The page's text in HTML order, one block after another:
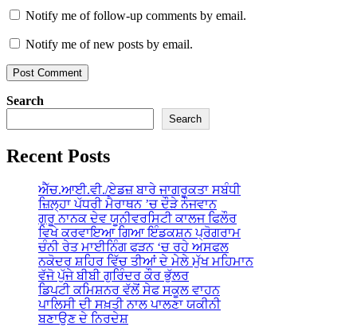
Notify me of follow-up comments by email.
Notify me of new posts by email.
Search
Search
Recent Posts
ਐੱਚ.ਆਈ.ਵੀ./ਏਡਜ਼ ਬਾਰੇ ਜਾਗਰੂਕਤਾ ਸਬੰਧੀ
ਜ਼ਿਲ੍ਹਾ ਪੱਧਰੀ ਮੈਰਾਥਨ ’ਚ ਦੌੜੇ ਨੌਜਵਾਨ
ਗੁਰੂ ਨਾਨਕ ਦੇਵ ਯੂਨੀਵਰਸਿਟੀ ਕਾਲਜ ਫਿਲੌਰ
ਵਿਖੇ ਕਰਵਾਇਆ ਗਿਆ ਇੰਡਕਸ਼ਨ ਪ੍ਰੋਗਰਾਮ
ਚੰਨੀ ਰੇਤ ਮਾਈਨਿੰਗ ਫੜਨ ‘ਚ ਰਹੇ ਅਸਫਲ
ਨਕੋਦਰ ਸ਼ਹਿਰ ਵਿੱਚ ਤੀਆਂ ਦੇ ਮੇਲੇ ਮੁੱਖ ਮਹਿਮਾਨ
ਵੱਜੋ ਪੁੱਜੇ ਬੀਬੀ ਗੁਰਿੰਦਰ ਕੌਰ ਭੁੱਲਰ
ਡਿਪਟੀ ਕਮਿਸ਼ਨਰ ਵੱਲੋਂ ਸੇਫ ਸਕੂਲ ਵਾਹਨ
ਪਾਲਿਸੀ ਦੀ ਸਖ਼ਤੀ ਨਾਲ ਪਾਲਣਾ ਯਕੀਨੀ
ਬਣਾਉਣ ਦੇ ਨਿਰਦੇਸ਼